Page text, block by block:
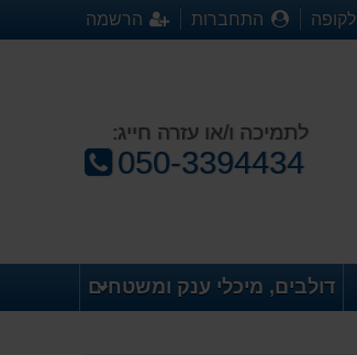
לקופה התחברות הרשמה
לתמיכה ו/או עזרה חייג:
טלפון:
050-3394434
דולבים, מיכלי ענק ומשטחים